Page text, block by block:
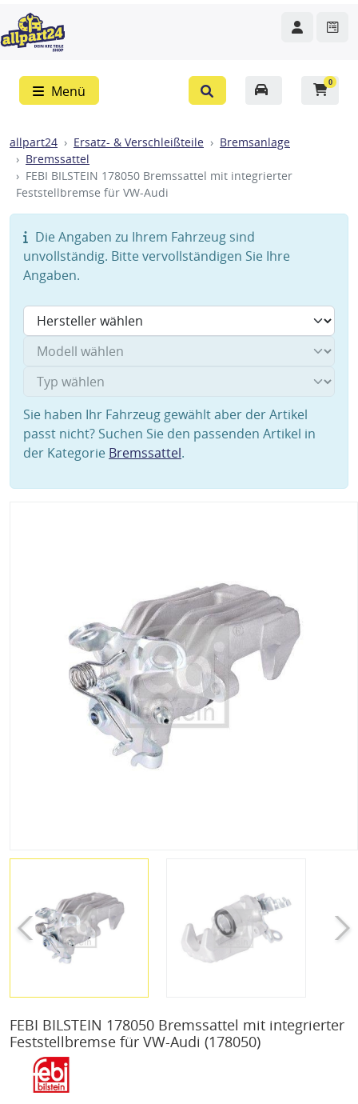
Menü
0
allpart24 Ersatz- & Verschleißteile
Bremsanlage
Bremssattel
FEBI BILSTEIN 178050 Bremssattel mit integrierter
Feststellbremse für VW-Audi
Die Angaben zu Ihrem Fahrzeug sind
unvollständig. Bitte vervollständigen Sie Ihre
Angaben.
Sie haben Ihr Fahrzeug gewählt aber der Artikel
passt nicht? Suchen Sie den passenden Artikel in
der Kategorie Bremssattel.
FEBI BILSTEIN 178050 Bremssattel mit integrierter
Feststellbremse für VW-Audi (178050)